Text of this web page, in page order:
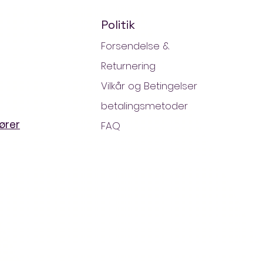
Politik
Forsendelse &
Returnering
Vilkår og Betingelser
betalingsmetoder
FAQ